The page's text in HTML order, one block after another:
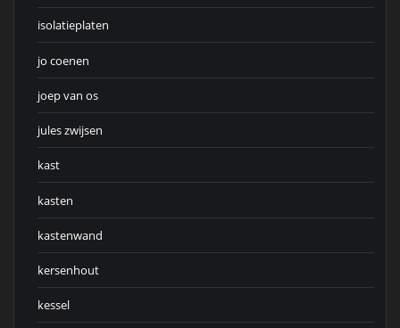
isolatieplaten
jo coenen
joep van os
jules zwijsen
kast
kasten
kastenwand
kersenhout
kessel